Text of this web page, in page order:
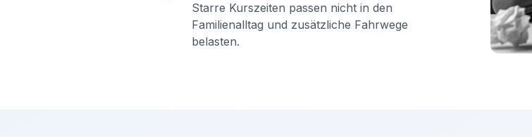
Starre Kurszeiten passen nicht in den
Familienalltag und zusätzliche Fahrwege
belasten.